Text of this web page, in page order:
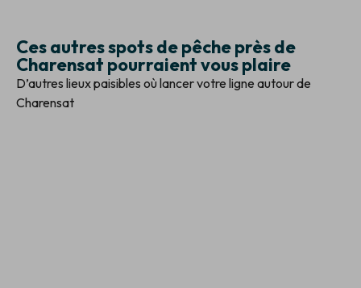
Ces autres spots de pêche près de
Charensat pourraient vous plaire
D’autres lieux paisibles où lancer votre ligne autour de
Charensat